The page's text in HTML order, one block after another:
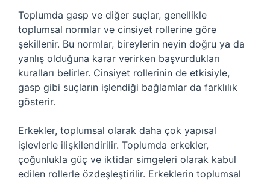
Toplumda gasp ve diğer suçlar, genellikle
toplumsal normlar ve cinsiyet rollerine göre
şekillenir. Bu normlar, bireylerin neyin doğru ya da
yanlış olduğuna karar verirken başvurdukları
kuralları belirler. Cinsiyet rollerinin de etkisiyle,
gasp gibi suçların işlendiği bağlamlar da farklılık
gösterir.
Erkekler, toplumsal olarak daha çok yapısal
işlevlerle ilişkilendirilir. Toplumda erkekler,
çoğunlukla güç ve iktidar simgeleri olarak kabul
edilen rollerle özdeşleştirilir. Erkeklerin toplumsal